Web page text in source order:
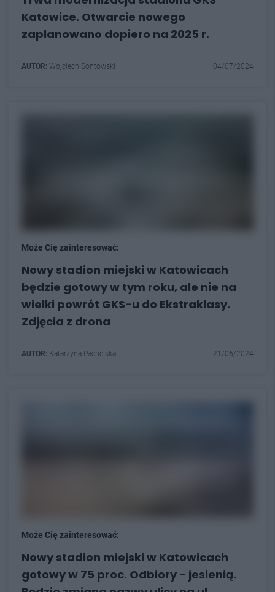
Katowice. Otwarcie nowego
zaplanowano dopiero na 2025 r.
AUTOR: Wojciech Sontowski 04/07/2024
Może Cię zainteresować:
Nowy stadion miejski w Katowicach
będzie gotowy w tym roku, ale nie na
wielki powrót GKS-u do Ekstraklasy.
Zdjęcia z drona
AUTOR: Katarzyna Pachelska 21/06/2024
Może Cię zainteresować:
Nowy stadion miejski w Katowicach
gotowy w 75 proc. Odbiory - jesienią.